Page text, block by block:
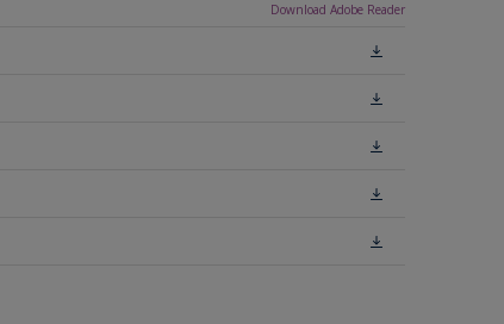
Download Adobe Reader